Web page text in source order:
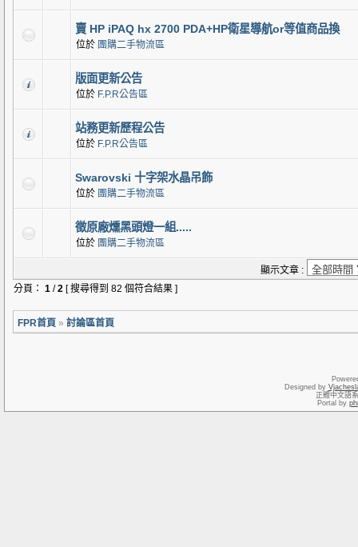
賣 HP iPAQ hx 2700 PDA+HP衛星導航or等值商品換
位於 團購二手物流區
版面更新公告
位於 F.P.R公告區
站務更新歷程公告
位於 F.P.R公告區
Swarovski 十字架水晶吊飾
位於 團購二手物流區
徵原廠燻黑頭燈一組.....
位於 團購二手物流區
顯示文章 :
分頁： 1 /2 [ 搜尋得到 82 個符合結果 ]
FPR首頁 » 討論區首頁
Designed by
正體中文語
Portal by